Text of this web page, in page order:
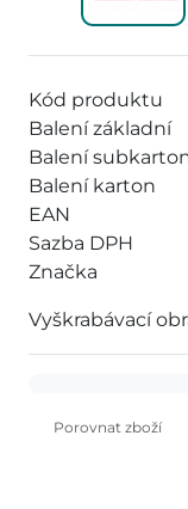
Kód produktu
Balení základní
Balení
Balení karton
EAN
Sazba DPH
Značka
Vyškrabávací
Porovnat zboží